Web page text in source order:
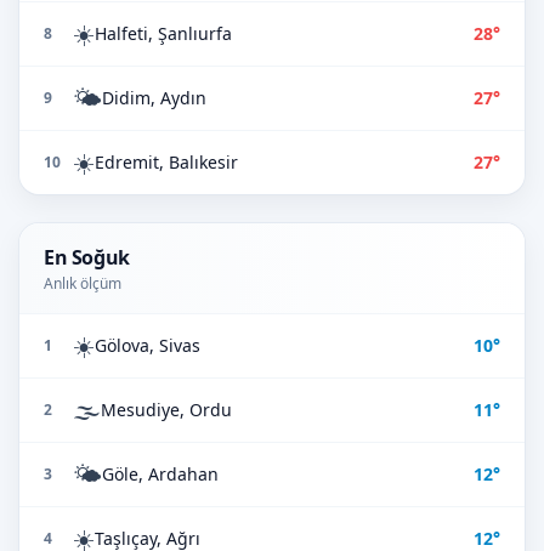
8 ☀️Halfeti, Şanlıurfa 28°
9 🌤️Didim, Aydın 27°
10 ☀️Edremit, Balıkesir 27°
En Soğuk
Anlık ölçüm
1 ☀️Gölova, Sivas 10°
2 🌫️Mesudiye, Ordu 11°
3 🌤️Göle, Ardahan 12°
4 ☀️Taşlıçay, Ağrı 12°